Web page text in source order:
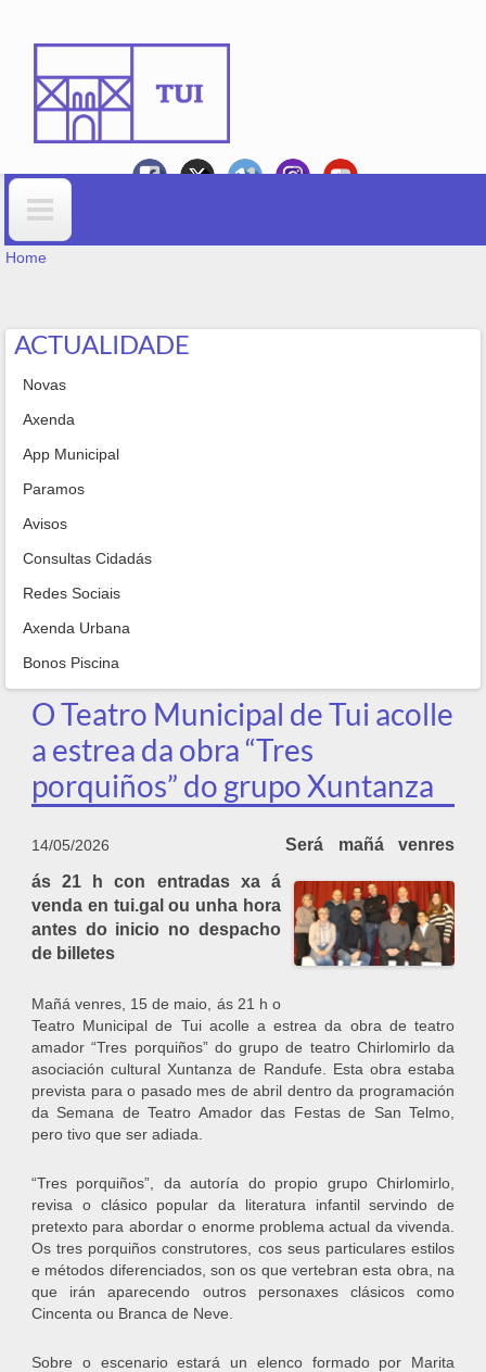
Search form
YOU ARE HERE
Home
ACTUALIDADE
Novas
Axenda
App Municipal
Paramos
Avisos
Consultas Cidadás
Redes Sociais
Axenda Urbana
Bonos Piscina
O Teatro Municipal de Tui acolle
a estrea da obra “Tres
porquiños” do grupo Xuntanza
14/05/2026
Será mañá venres
ás 21 h con entradas xa á
venda en tui.gal ou unha hora
antes do inicio no despacho
de billetes
Mañá venres, 15 de maio, ás 21 h o
Teatro Municipal de Tui acolle a estrea da obra de teatro
amador “Tres porquiños” do grupo de teatro Chirlomirlo da
asociación cultural Xuntanza de Randufe. Esta obra estaba
prevista para o pasado mes de abril dentro da programación
da Semana de Teatro Amador das Festas de San Telmo,
pero tivo que ser adiada.
“Tres porquiños”, da autoría do propio grupo Chirlomirlo,
revisa o clásico popular da literatura infantil servindo de
pretexto para abordar o enorme problema actual da vivenda.
Os tres porquiños construtores, cos seus particulares estilos
e métodos diferenciados, son os que vertebran esta obra, na
que irán aparecendo outros personaxes clásicos como
Cincenta ou Branca de Neve.
Sobre o escenario estará un elenco formado por Marita